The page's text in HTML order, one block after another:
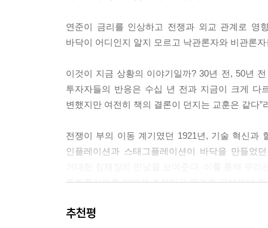
---「첫 번째 침제장_1921년 8월」중에서
에서 당대 사람들이 주식시장을 어떻게 생각하고
선 좋은 소식이 전혀 없을 것이라는 것이 일반적
〈WSJ〉에는 경제의 긍정적인 측면을 보여주는
전달보다 36% 늘었는데, 이는 지난 7년간 4월 승
· 5월 10일: 포드자동차의 노퍽 공장이 4년 만에
역사상 최대 규모의 은행 파산이었다. 미국연방
연준이 금리를 인상하고 전쟁과 외교 관계로 영
바닥이 어디인지 알지 모르고 낙관론자와 비관론
이것이 지금 상황의 이야기일까? 30년 전, 50년
투자자들의 반응은 수십 년 전과 지금이 크게 다
변했지만 여전히 책의 결론이 던지는 교훈은 같다”
전쟁이 부의 이동 계기였던 1921년, 기술 혁신과
인플레이션과 스태그플레이션이 바닥을 만들었
포트폴리오를 어떻게 조정하고 무엇을 공부해야
전쟁, 대공황, 은행 파산, 연준의 정책
추천평